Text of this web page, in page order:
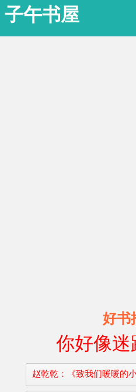
子午书屋
好书
你好像
赵乾乾：《致我们暖暖的小